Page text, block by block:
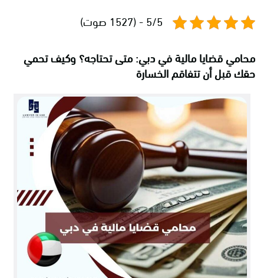
5/5 - (1527 صوت)
محامي قضايا مالية في دبي: متى تحتاجه؟ وكيف تحمي
حقك قبل أن تتفاقم الخسارة